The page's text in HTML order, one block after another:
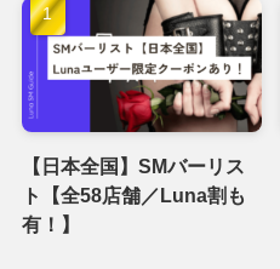
【日本全国】SMバーリス
ト【全58店舗／Luna割も
有！】